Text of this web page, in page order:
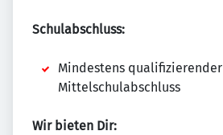
Schulabschluss:
Mindestens qualifizierender
Mittelschulabschluss
Wir bieten Dir: